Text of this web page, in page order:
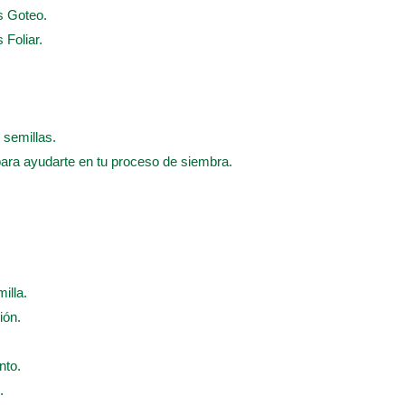
Goteo.
Foliar.
semillas.
ayudarte en tu proceso de siembra.